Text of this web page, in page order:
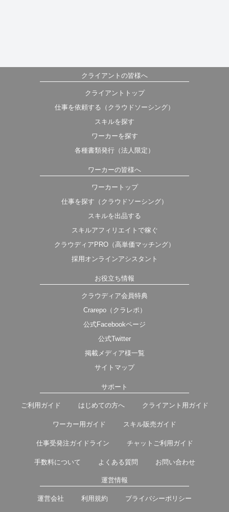
クライアントの皆様へ
クライアントトップ
仕事を依頼する（クラウドソーシング）
スキルを探す
ワーカーを探す
各種書類発行（法人限定）
ワーカーの皆様へ
ワーカートップ
仕事を探す（クラウドソーシング）
スキルを出品する
スキルアフィリエイトで稼ぐ
クラウディアPRO（高単価マッチング）
採用オンラインアシスタント
お役立ち情報
クラウディア会員特典
Crarepo（クラレポ）
公式Facebookページ
公式Twitter
掲載メディア様一覧
サイトマップ
サポート
ご利用ガイド はじめての方へ クライアント用ガイド
ワーカー用ガイド スキル販売ガイド
仕事受発注ガイドライン チャットご利用ガイド
手数料について よくある質問 お問い合わせ
運営情報
運営会社 利用規約 プライバシーポリシー